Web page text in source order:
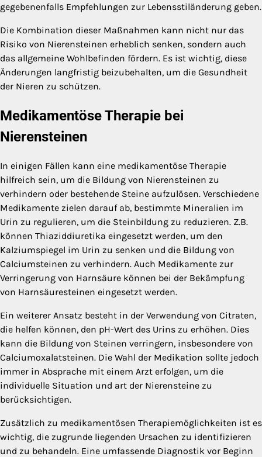
gegebenenfalls Empfehlungen zur Lebensstiländerung geben.
Die Kombination dieser Maßnahmen kann nicht nur das
Risiko von Nierensteinen erheblich senken, sondern auch
das allgemeine Wohlbefinden fördern. Es ist wichtig, diese
Änderungen langfristig beizubehalten, um die Gesundheit
der Nieren zu schützen.
Medikamentöse Therapie bei
Nierensteinen
In einigen Fällen kann eine medikamentöse Therapie
hilfreich sein, um die Bildung von Nierensteinen zu
verhindern oder bestehende Steine aufzulösen. Verschiedene
Medikamente zielen darauf ab, bestimmte Mineralien im
Urin zu regulieren, um die Steinbildung zu reduzieren. Z.B.
können Thiaziddiuretika eingesetzt werden, um den
Kalziumspiegel im Urin zu senken und die Bildung von
Calciumsteinen zu verhindern. Auch Medikamente zur
Verringerung von Harnsäure können bei der Bekämpfung
von Harnsäuresteinen eingesetzt werden.
Ein weiterer Ansatz besteht in der Verwendung von Citraten,
die helfen können, den pH-Wert des Urins zu erhöhen. Dies
kann die Bildung von Steinen verringern, insbesondere von
Calciumoxalatsteinen. Die Wahl der Medikation sollte jedoch
immer in Absprache mit einem Arzt erfolgen, um die
individuelle Situation und art der Nierensteine zu
berücksichtigen.
Zusätzlich zu medikamentösen Therapiemöglichkeiten ist es
wichtig, die zugrunde liegenden Ursachen zu identifizieren
und zu behandeln. Eine umfassende Diagnostik vor Beginn